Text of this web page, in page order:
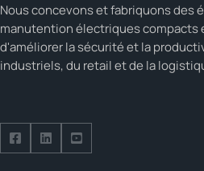
Nous concevons et fabriquons des
manutention électriques compacts
d'améliorer la sécurité et la
industriels, du retail et de la
Suivez-nous sur Facebook
Suivez-nous sur LinkedIn
Suivez-nous sur